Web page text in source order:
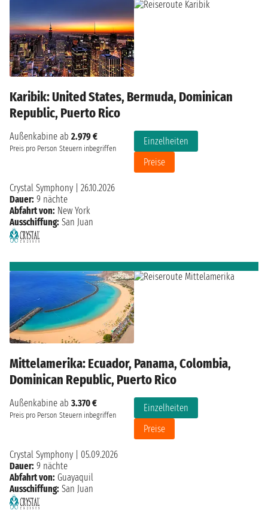
Karibik: United States, Bermuda, Dominican
Republic, Puerto Rico
Außenkabine ab 2.979 €
Preis pro Person Steuern inbegriffen
Einzelheiten
Preise
Crystal Symphony
26.10.2026
Dauer: 9 nächte
Abfahrt von: New York
Ausschiffung: San Juan
Mittelamerika: Ecuador, Panama, Colombia,
Dominican Republic, Puerto Rico
Außenkabine ab 3.370 €
Preis pro Person Steuern inbegriffen
Einzelheiten
Preise
Crystal Symphony
05.09.2026
Dauer: 9 nächte
Abfahrt von: Guayaquil
Ausschiffung: San Juan